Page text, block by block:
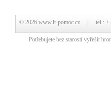
© 2026 www.it-pomoc.cz | tel.: +
Potřebujete bez starostí vyřešit